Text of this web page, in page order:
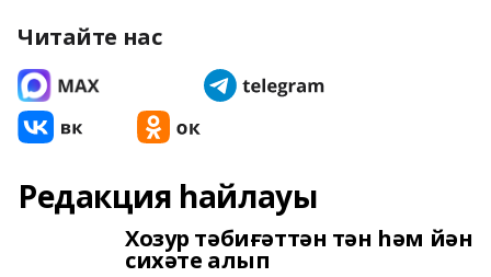
Читайте нас
Редакция һайлауы
Хозур тәбиғәттән тән һәм йән
сихәте алып